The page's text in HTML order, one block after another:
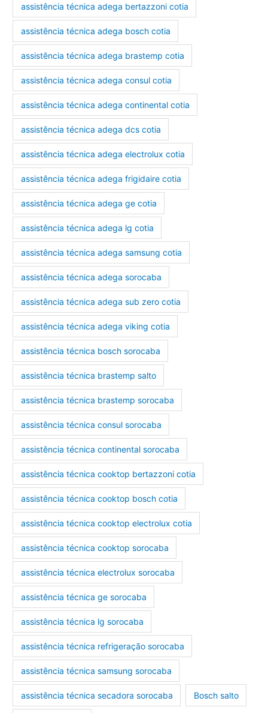
assistência técnica adega bertazzoni cotia
assistência técnica adega bosch cotia
assistência técnica adega brastemp cotia
assistência técnica adega consul cotia
assistência técnica adega continental cotia
assistência técnica adega dcs cotia
assistência técnica adega electrolux cotia
assistência técnica adega frigidaire cotia
assistência técnica adega ge cotia
assistência técnica adega lg cotia
assistência técnica adega samsung cotia
assistência técnica adega sorocaba
assistência técnica adega sub zero cotia
assistência técnica adega viking cotia
assistência técnica bosch sorocaba
assistência técnica brastemp salto
assistência técnica brastemp sorocaba
assistência técnica consul sorocaba
assistência técnica continental sorocaba
assistência técnica cooktop bertazzoni cotia
assistência técnica cooktop bosch cotia
assistência técnica cooktop electrolux cotia
assistência técnica cooktop sorocaba
assistência técnica electrolux sorocaba
assistência técnica ge sorocaba
assistência técnica lg sorocaba
assistência técnica refrigeração sorocaba
assistência técnica samsung sorocaba
assistência técnica secadora sorocaba Bosch salto